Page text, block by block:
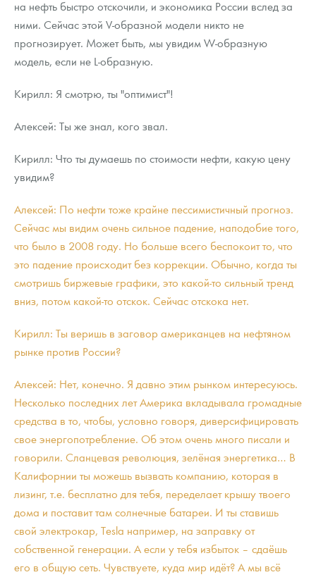
на нефть быстро отскочили, и экономика России вслед за
ними. Сейчас этой V-образной модели никто не
прогнозирует. Может быть, мы увидим W-образную
модель, если не L-образную.
Кирилл: Я смотрю, ты "оптимист"!
Алексей: Ты же знал, кого звал.
Кирилл: Что ты думаешь по стоимости нефти, какую цену
увидим?
Алексей: По нефти тоже крайне пессимистичный прогноз.
Сейчас мы видим очень сильное падение, наподобие того,
что было в 2008 году. Но больше всего беспокоит то, что
это падение происходит без коррекции. Обычно, когда ты
смотришь биржевые графики, это какой-то сильный тренд
вниз, потом какой-то отскок. Сейчас отскока нет.
Кирилл: Ты веришь в заговор американцев на нефтяном
рынке против России?
Алексей: Нет, конечно. Я давно этим рынком интересуюсь.
Несколько последних лет Америка вкладывала громадные
средства в то, чтобы, условно говоря, диверсифицировать
свое энергопотребление. Об этом очень много писали и
говорили. Сланцевая революция, зелёная энергетика… В
Калифорнии ты можешь вызвать компанию, которая в
лизинг, т.е. бесплатно для тебя, переделает крышу твоего
дома и поставит там солнечные батареи. И ты ставишь
свой электрокар, Tesla например, на заправку от
собственной генерации. А если у тебя избыток – сдаёшь
его в общую сеть. Чувствуете, куда мир идёт? А мы всё